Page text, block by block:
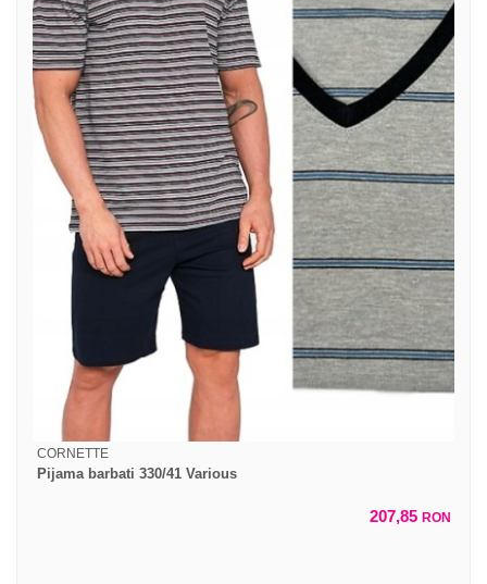
CORNETTE
Pijama barbati 330/41 Various
207,85 RON